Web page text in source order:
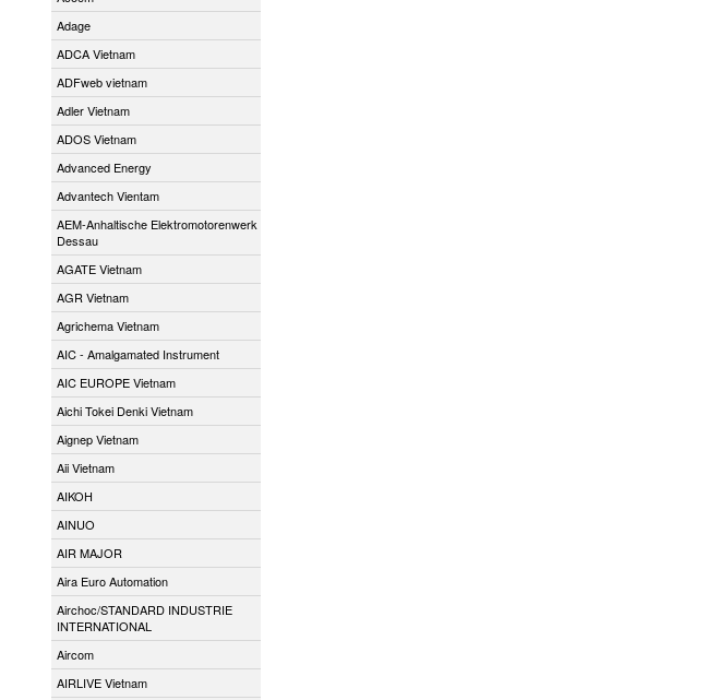
Adage
ADCA Vietnam
ADFweb vietnam
Adler Vietnam
ADOS Vietnam
Advanced Energy
Advantech Vientam
AEM-Anhaltische Elektromotorenwerk
Dessau
AGATE Vietnam
AGR Vietnam
Agrichema Vietnam
AIC - Amalgamated Instrument
AIC EUROPE Vietnam
Aichi Tokei Denki Vietnam
Aignep Vietnam
Aii Vietnam
AIKOH
AINUO
AIR MAJOR
Aira Euro Automation
Airchoc/STANDARD INDUSTRIE
INTERNATIONAL
Aircom
AIRLIVE Vietnam